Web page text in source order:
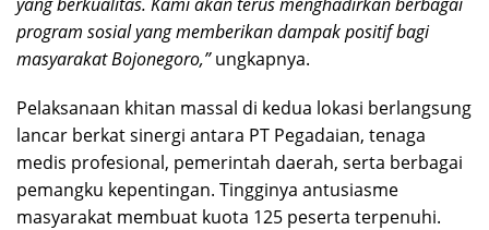
program sosial yang memberikan dampak positif bagi
masyarakat Bojonegoro,”ungkapnya.
Pelaksanaan khitan massal di kedua lokasi berlangsung
lancar berkat sinergi antara PT Pegadaian, tenaga
medis profesional, pemerintah daerah, serta berbagai
pemangku kepentingan. Tingginya antusiasme
masyarakat membuat kuota 125 peserta terpenuhi.